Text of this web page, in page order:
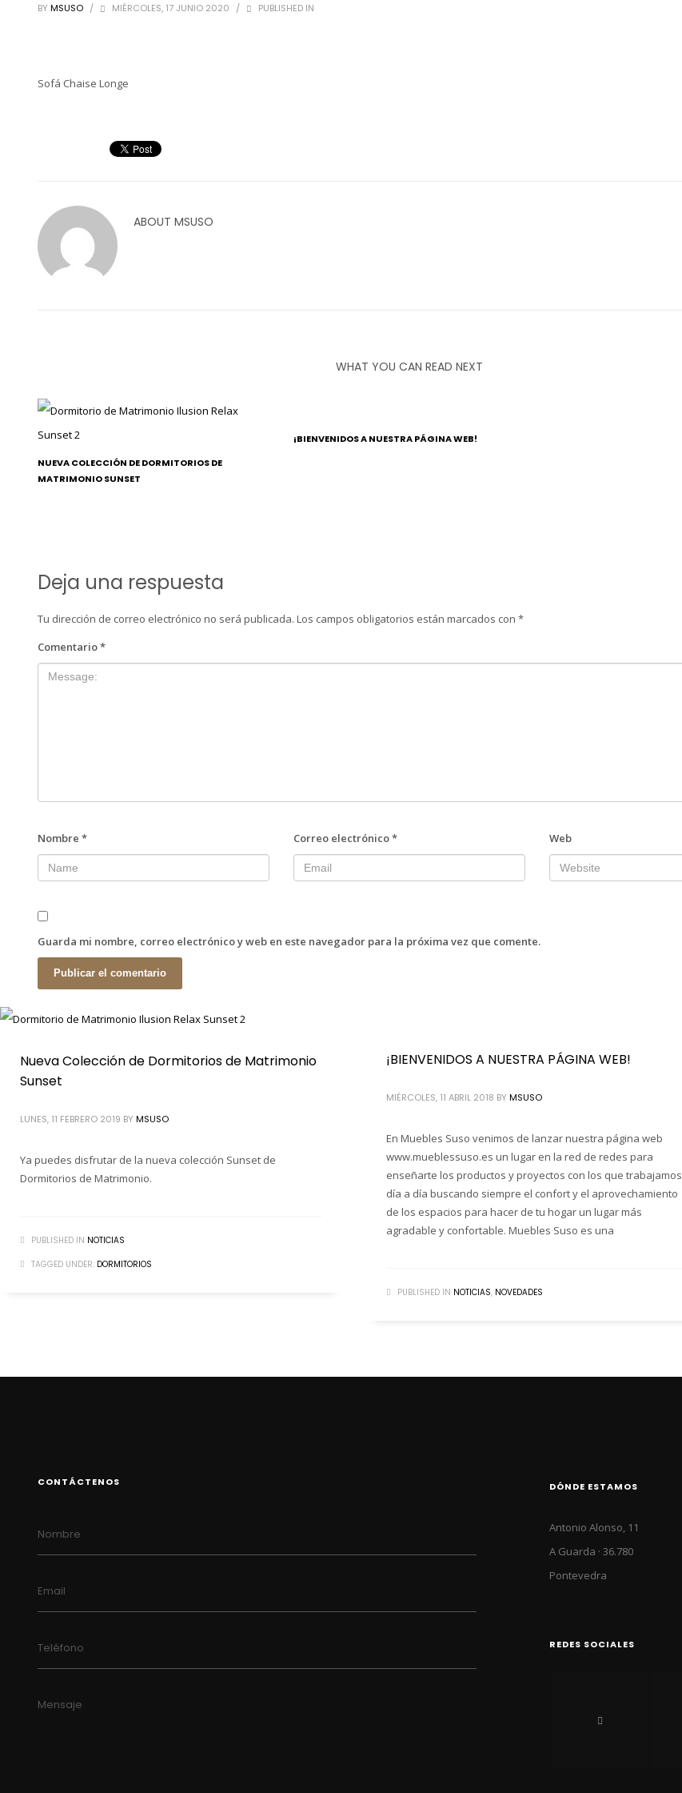
BY MSUSO / MIÉRCOLES, 17 JUNIO 2020 / PUBLISHED IN
Sofá Chaise Longe
ABOUT MSUSO
WHAT YOU CAN READ NEXT
NUEVA COLECCIÓN DE DORMITORIOS DE
MATRIMONIO SUNSET
¡BIENVENIDOS A NUESTRA PÁGINA WEB!
Deja una respuesta
Tu dirección de correo electrónico no será publicada. Los campos obligatorios están marcados con *
Comentario*
Nombre * Correo electrónico* Web
Guarda mi nombre, correo electrónico y web en este navegador para la próxima vez que comente.
Nueva Colección de Dormitorios de Matrimonio
Sunset
LUNES, 11 FEBRERO 2019 BY MSUSO
Ya puedes disfrutar de la nueva colección Sunset de
Dormitorios de Matrimonio.
PUBLISHED IN NOTICIAS
TAGGED UNDER: DORMITORIOS
¡BIENVENIDOS A NUESTRA PÁGINA WEB!
MIÉRCOLES, 11 ABRIL 2018 BY MSUSO
En Muebles Suso venimos de lanzar nuestra página web
www.mueblessuso.es un lugar en la red de redes para
enseñarte los productos y proyectos con los que trabajamos
día a día buscando siempre el confort y el aprovechamiento
de los espacios para hacer de tu hogar un lugar más
agradable y confortable. Muebles Suso es una
PUBLISHED IN NOTICIAS, NOVEDADES
CONTÁCTENOS
Nombre
Email
Teléfono
Mensaje
DÓNDE ESTAMOS
Antonio Alonso, 11
A Guarda · 36.780
Pontevedra
REDES SOCIALES